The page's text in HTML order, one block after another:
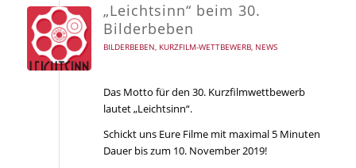
„Leichtsinn“ beim 30.
Bilderbeben
BILDERBEBEN, KURZFILM-WETTBEWERB, NEWS
Das Motto für den 30. Kurzfilmwettbewerb
lautet „Leichtsinn“.
Schickt uns Eure Filme mit maximal 5 Minuten
Dauer bis zum 10. November 2019!